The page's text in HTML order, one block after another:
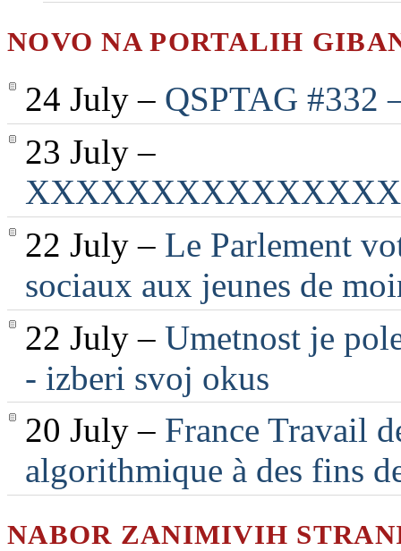
NOVO NA PORTALIH
24 July – QSPTAG
23 July –
22 July – Le Parlement
sociaux aux jeunes de
22 July – Umetnost je
- izberi svoj okus
20 July – France Travail
algorithmique à des fins
NABOR ZANIMIVIH